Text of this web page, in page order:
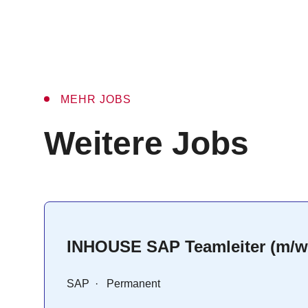
MEHR JOBS
:
Weitere Jobs
INHOUSE SAP Teamleiter (m/
SAP · Permanent